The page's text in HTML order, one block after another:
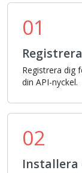
01
Registrera dig
din API-nyckel.
02
Installera